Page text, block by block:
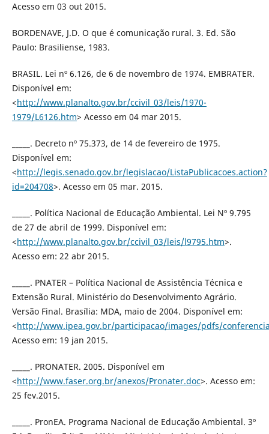
Acesso em 03 out 2015.
BORDENAVE, J.D. O que é comunicação rural. 3. Ed. São
Paulo: Brasiliense, 1983.
BRASIL. Lei nº 6.126, de 6 de novembro de 1974. EMBRATER.
Disponível em:
<http://www.planalto.gov.br/ccivil_03/leis/1970-
1979/L6126.htm> Acesso em 04 mar 2015.
_____. Decreto nº 75.373, de 14 de fevereiro de 1975.
Disponível em:
<http://legis.senado.gov.br/legislacao/ListaPublicacoes.action?
id=204708>. Acesso em 05 mar. 2015.
_____. Política Nacional de Educação Ambiental. Lei Nº 9.795
de 27 de abril de 1999. Disponível em:
<http://www.planalto.gov.br/ccivil_03/leis/l9795.htm>.
Acesso em: 22 abr 2015.
_____. PNATER – Política Nacional de Assistência Técnica e
Extensão Rural. Ministério do Desenvolvimento Agrário.
Versão Final. Brasília: MDA, maio de 2004. Disponível em:
<http://www.ipea.gov.br/participacao/images/pdfs/
Acesso em: 19 jan 2015.
_____. PRONATER. 2005. Disponível em
<http://www.faser.org.br/anexos/Pronater.doc>. Acesso em:
25 fev.2015.
_____. PronEA. Programa Nacional de Educação Ambiental. 3º